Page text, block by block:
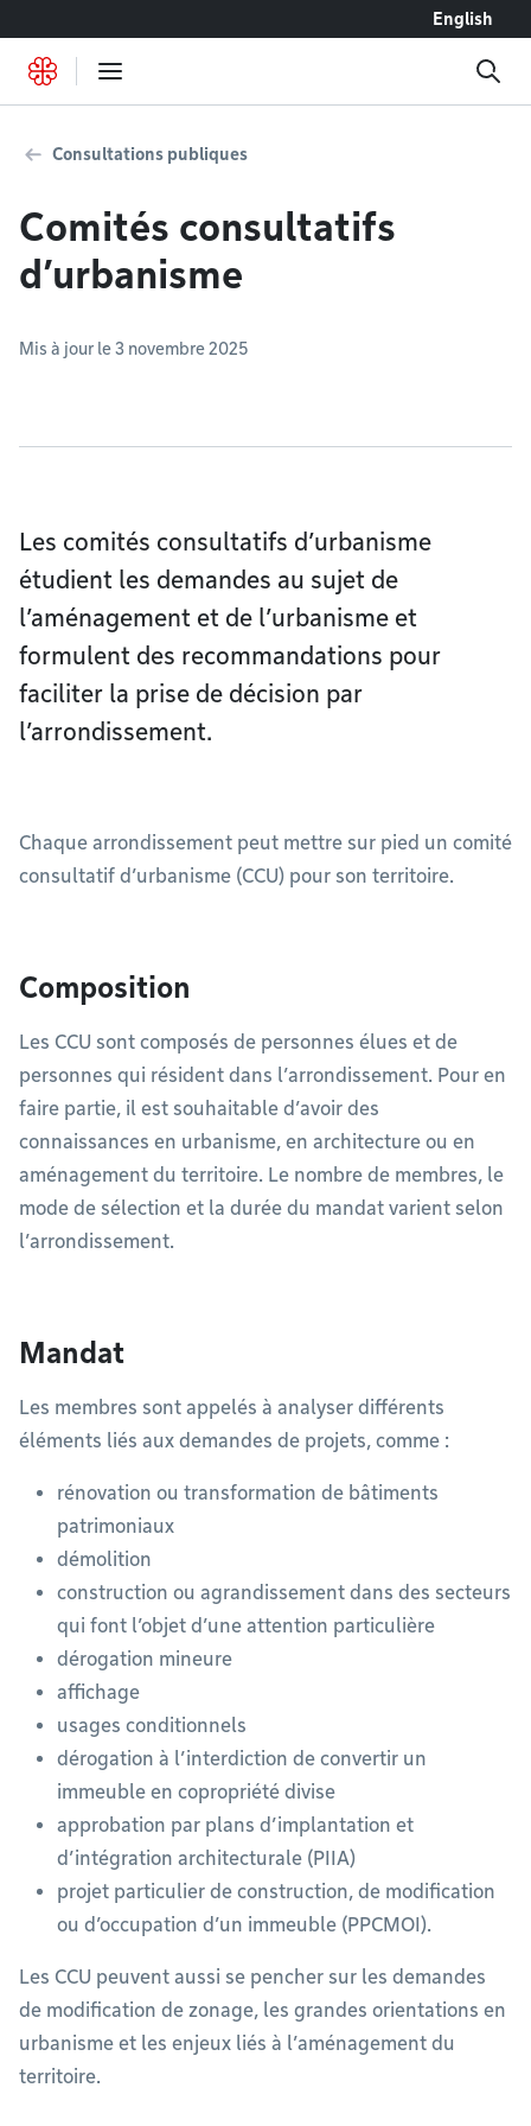
English
Consultations publiques
Comités consultatifs
d’urbanisme
Mis à jour le 3 novembre 2025
Les comités consultatifs d’urbanisme
étudient les demandes au sujet de
l’aménagement et de l’urbanisme et
formulent des recommandations pour
faciliter la prise de décision par
l’arrondissement.
Chaque arrondissement peut mettre sur pied un comité
consultatif d’urbanisme (CCU) pour son territoire.
Composition
Les CCU sont composés de personnes élues et de
personnes qui résident dans l’arrondissement. Pour en
faire partie, il est souhaitable d’avoir des
connaissances en urbanisme, en architecture ou en
aménagement du territoire. Le nombre de membres, le
mode de sélection et la durée du mandat varient selon
l’arrondissement.
Mandat
Les membres sont appelés à analyser différents
éléments liés aux demandes de projets, comme :
rénovation ou transformation de bâtiments
patrimoniaux
démolition
construction ou agrandissement dans des secteurs
qui font l’objet d’une attention particulière
dérogation mineure
affichage
usages conditionnels
dérogation à l’interdiction de convertir un
immeuble en copropriété divise
approbation par plans d’implantation et
d’intégration architecturale (PIIA)
projet particulier de construction, de modification
ou d’occupation d’un immeuble (PPCMOI).
Les CCU peuvent aussi se pencher sur les demandes
de modification de zonage, les grandes orientations en
urbanisme et les enjeux liés à l’aménagement du
territoire.